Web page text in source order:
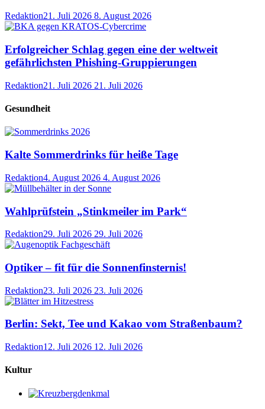
Redaktion21. Juli 2026 8. August 2026
Erfolgreicher Schlag gegen eine der weltweit
gefährlichsten Phishing-Gruppierungen
Redaktion21. Juli 2026 21. Juli 2026
Gesundheit
Kalte Sommerdrinks für heiße Tage
Redaktion4. August 2026 4. August 2026
Wahlprüfstein „Stinkmeiler im Park“
Redaktion29. Juli 2026 29. Juli 2026
Optiker – fit für die Sonnenfinsternis!
Redaktion23. Juli 2026 23. Juli 2026
Berlin: Sekt, Tee und Kakao vom Straßenbaum?
Redaktion12. Juli 2026 12. Juli 2026
Kultur